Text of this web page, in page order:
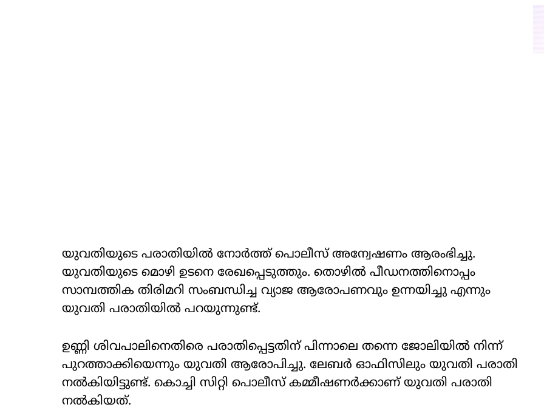
യുവതിയുടെ പരാതിയിൽ നോർത്ത് പൊലീസ് അന്വേഷണം ആരംഭിച്ചു.
യുവതിയുടെ മൊഴി ഉടനെ രേഖപ്പെടുത്തും. തൊഴില്‍ പീഡനത്തിനൊപ്പം
സാമ്പത്തിക തിരിമറി സംബന്ധിച്ച വ്യാജ ആരോപണവും ഉന്നയിച്ചു എന്നും
യുവതി പരാതിയില്‍ പറയുന്നുണ്ട്.
ഉണ്ണി ശിവപാലിനെതിരെ പരാതിപ്പെട്ടതിന് പിന്നാലെ തന്നെ ജോലിയിൽ നിന്ന്
പുറത്താക്കിയെന്നും യുവതി ആരോപിച്ചു. ലേബർ ഓഫിസിലും യുവതി പരാതി
നൽകിയിട്ടുണ്ട്. കൊച്ചി സിറ്റി പൊലീസ് കമ്മീഷണർക്കാണ് യുവതി പരാതി
നൽകിയത്.